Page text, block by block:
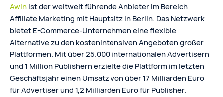
Awinist der weltweit führende Anbieter im Bereich
Affiliate Marketing mit Hauptsitz in Berlin. Das Netzwerk
bietet E-Commerce-Unternehmen eine flexible
Alternative zu den kostenintensiven Angeboten großer
Plattformen. Mit über 25.000 internationalen Advertisern
und 1 Million Publishern erzielte die Plattform im letzten
Geschäftsjahr einen Umsatz von über 17 Milliarden Euro
für Advertiser und 1,2 Milliarden Euro für Publisher.